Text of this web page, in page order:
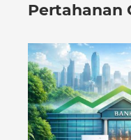
Pertahanan